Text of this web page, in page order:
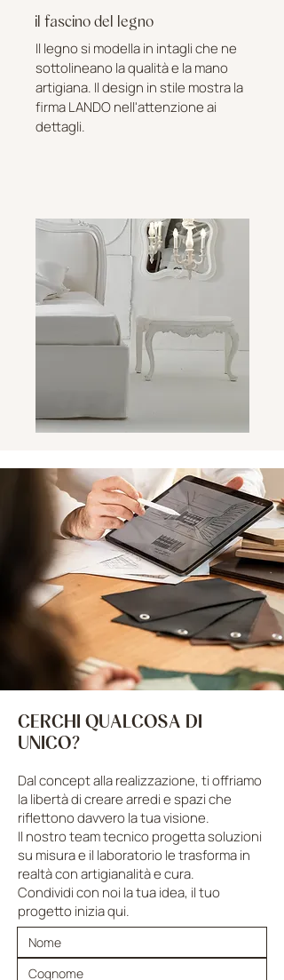
il fascino del legno
Il legno si modella in intagli che ne
sottolineano la qualità e la mano
artigiana. Il design in stile mostra la
firma LANDO nell'attenzione ai
dettagli.
CERCHI QUALCOSA DI
UNICO?
Dal concept alla realizzazione, ti offriamo
la libertà di creare arredi e spazi che
riflettono davvero la tua visione.
Il nostro team tecnico progetta soluzioni
su misura e il laboratorio le trasforma in
realtà con artigianalità e cura.
Condividi con noi la tua idea, il tuo
progetto inizia qui.